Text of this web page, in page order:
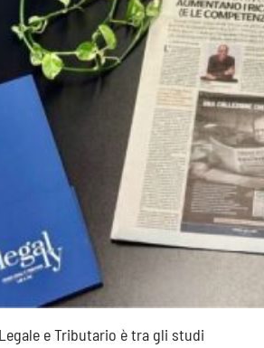
e Tributario è tra gli studi